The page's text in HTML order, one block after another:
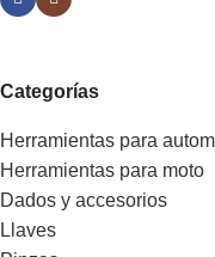
Categorías
Herramientas para
Herramientas para moto
Dados y accesorios
Llaves